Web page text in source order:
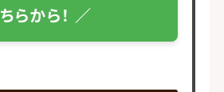
ちらから！ ／